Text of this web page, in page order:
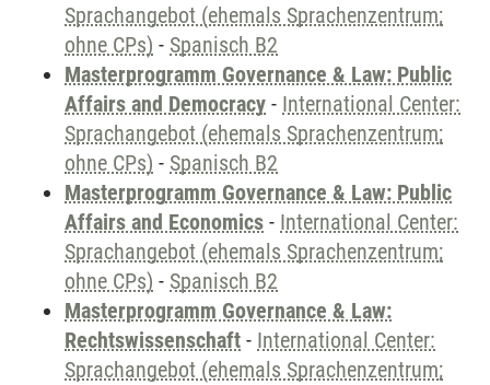
Sprachangebot (ehemals Sprachenzentrum;
ohne CPs) - Spanisch B2
Masterprogramm Governance & Law: Public
Affairs and Democracy - International Center:
Sprachangebot (ehemals Sprachenzentrum;
ohne CPs) - Spanisch B2
Masterprogramm Governance & Law: Public
Affairs and Economics - International Center:
Sprachangebot (ehemals Sprachenzentrum;
ohne CPs) - Spanisch B2
Masterprogramm Governance & Law:
Rechtswissenschaft - International Center:
Sprachangebot (ehemals Sprachenzentrum;